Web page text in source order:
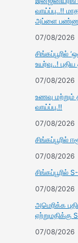
வாய்ப்பு..!!
அப்ளை
07/08/2026
உயர்வு..!
07/08/2026
உணவு மற்றும்
வாய்ப்பு.!!
07/08/2026
சிங்கப்பூரில்
07/08/2026
சிங்கப்பூரில்
07/08/2026
அமெரிக்க
ஏற்றுமதிக்கு
07/08/2026